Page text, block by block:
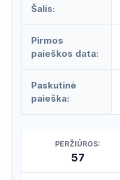
Šalis:
Pirmos
paieškos data:
Paskutinė
paieška:
PERŽIŪROS:
57